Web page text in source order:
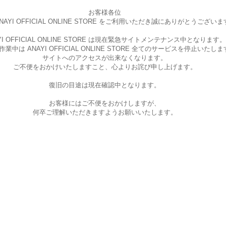
お客様各位
OFFICIAL ONLINE STORE をご利用いただき誠にありがとうございま
OFFICIAL ONLINE STORE は現在緊急サイトメンテナンス中となります。
業中は ANAYI OFFICIAL ONLINE STORE 全てのサービスを停止いたしま
サイトへのアクセスが出来なくなります。
ご不便をおかけいたしますこと、 心よりお詫び申し上げます。
復旧の目途は現在確認中となります。
お客様にはご不便をおかけしますが、
何卒ご理解いただきますようお願いいたします。